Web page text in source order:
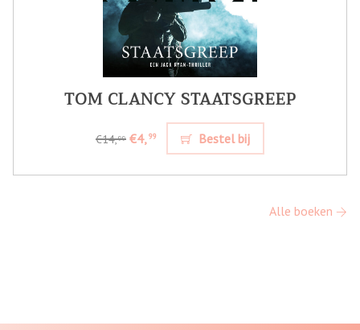
TOM CLANCY STAATSGREEP
€14,99 €4,99 Bestel bij
Alle boeken